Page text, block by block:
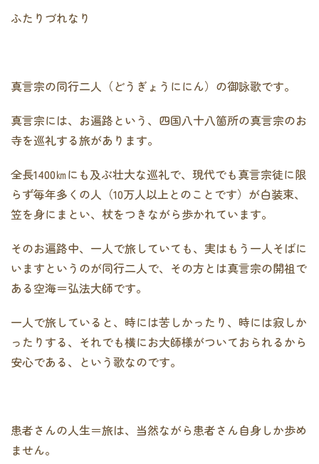
ふたりづれなり
真言宗の同行二人（どうぎょうににん）の御詠歌です。
真言宗には、お遍路という、四国八十八箇所の真言宗のお
寺を巡礼する旅があります。
全長1400㎞にも及ぶ壮大な巡礼で、現代でも真言宗徒に限
らず毎年多くの人（10万人以上とのことです）が白装束、
笠を身にまとい、杖をつきながら歩かれています。
そのお遍路中、一人で旅していても、実はもう一人そばに
いますというのが同行二人で、その方とは真言宗の開祖で
ある空海＝弘法大師です。
一人で旅していると、時には苦しかったり、時には寂しか
ったりする、それでも横にお大師様がついておられるから
安心である、という歌なのです。
患者さんの人生＝旅は、当然ながら患者さん自身しか歩め
ません。